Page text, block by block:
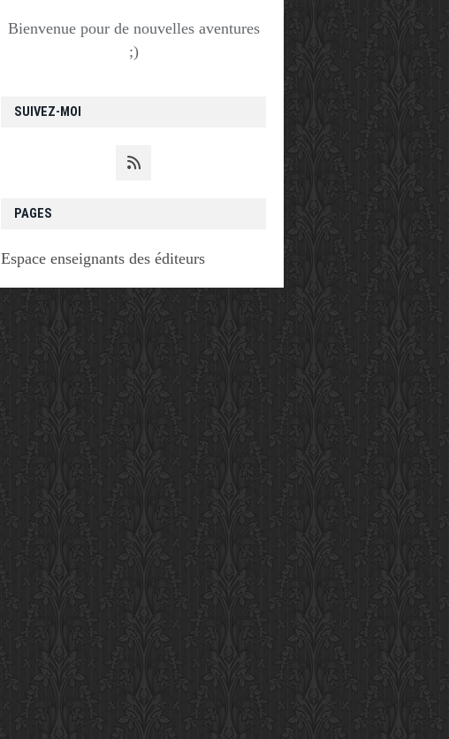
SUIVEZ-MOI
PAGES
Espace enseignants des éditeurs
Bienvenue pour de nouvelles aventures
;)